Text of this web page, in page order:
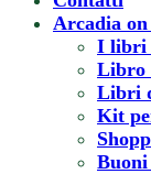
Arcadia
I libri
Libro
Libri
Kit